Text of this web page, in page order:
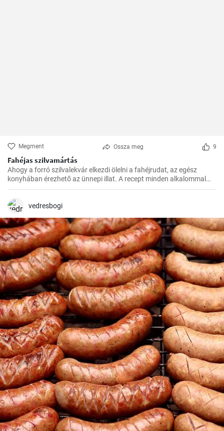
Megment Ossza meg 9
Fahéjas szilvamártás
Ahogy a forró szilvalekvár elkezdi ölelni a fahéjrudat, az egész
konyhában érezhető az ünnepi illat. A recept minden alkalommal
sikerül, és nagyon gyorsan elkészül. Családom és barátaim mindig
vedresbogi